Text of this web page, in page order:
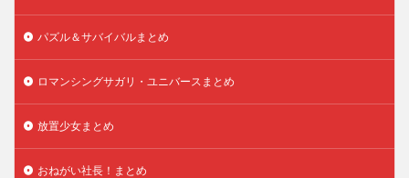
パズル＆サバイバルまとめ
ロマンシングサガリ・ユニバースまとめ
放置少女まとめ
おねがい社長！まとめ